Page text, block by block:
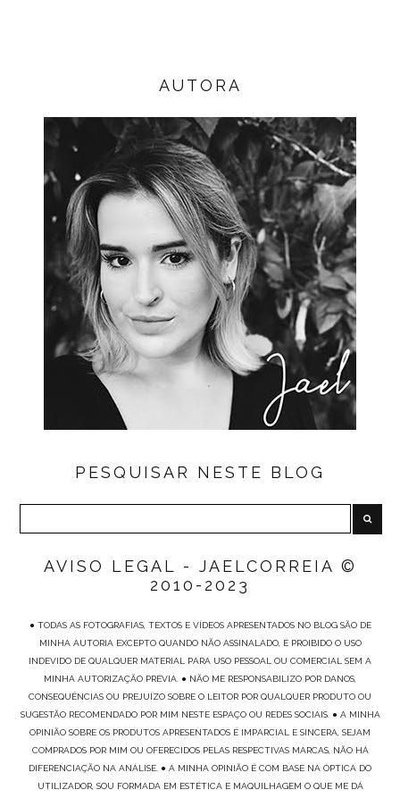
AUTORA
PESQUISAR NESTE BLOG
AVISO LEGAL - JAELCORREIA ©
2010-2023
● TODAS AS FOTOGRAFIAS, TEXTOS E VÍDEOS APRESENTADOS NO BLOG SÃO DE
MINHA AUTORIA EXCEPTO QUANDO NÃO ASSINALADO, É PROIBIDO O USO
INDEVIDO DE QUALQUER MATERIAL PARA USO PESSOAL OU COMERCIAL SEM A
MINHA AUTORIZAÇÃO PRÉVIA. ● NÃO ME RESPONSABILIZO POR DANOS,
CONSEQUÊNCIAS OU PREJUÍZO SOBRE O LEITOR POR QUALQUER PRODUTO OU
SUGESTÃO RECOMENDADO POR MIM NESTE ESPAÇO OU REDES SOCIAIS. ● A MINHA
OPINIÃO SOBRE OS PRODUTOS APRESENTADOS É IMPARCIAL E SINCERA, SEJAM
COMPRADOS POR MIM OU OFERECIDOS PELAS RESPECTIVAS MARCAS, NÃO HÁ
DIFERENCIAÇÃO NA ANÁLISE. ● A MINHA OPINIÃO É COM BASE NA ÓPTICA DO
UTILIZADOR, SOU FORMADA EM ESTÉTICA E MAQUILHAGEM O QUE ME DÁ